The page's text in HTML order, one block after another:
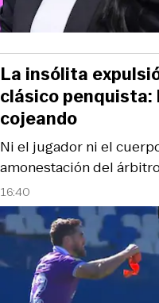
16:40
Ni el jugador ni el
amonestación del
La insólita
clásico penquista:
cojeando